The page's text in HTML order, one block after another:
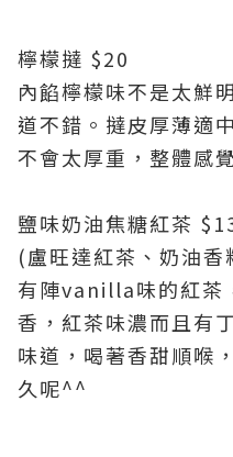
檸檬撻 $20
內餡檸檬味不是太鮮
道不錯。撻皮厚薄適
不會太厚重，整體感
鹽味奶油焦糖紅茶
(盧旺達紅茶、奶油香
有陣vanilla味的紅茶
香，紅茶味濃而且有
味道，喝著香甜順喉
久呢^^